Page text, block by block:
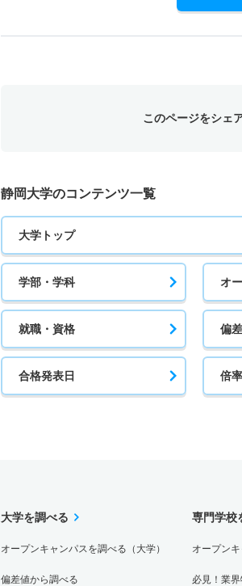
このページをシェ
静岡大学のコンテンツ一覧
大学トップ
学部・学科 オ
就職・資格 偏
合格発表日 倍率
大学を調べる
オープンキャンパスを調べる（大学）
偏差値から調べる
専門学校
オープン
必見！業